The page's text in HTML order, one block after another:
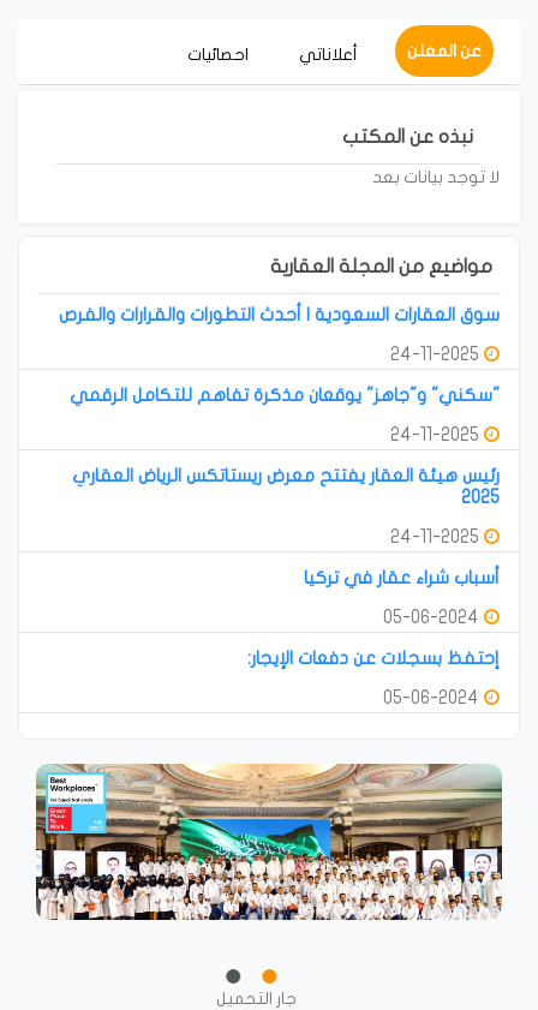
عن المعلن أعلاناتي احصائيات
نبذه عن المكتب
لا توجد بيانات بعد
مواضيع من المجلة العقارية
سوق العقارات السعودية | أحدث التطورات والقرارات والفرص
"سكني" و"جاهز" يوقعان مذكرة تفاهم للتكامل الرقمي
رئيس هيئة العقار يفتتح معرض ريستاتكس الرياض العقاري
2025
أسباب شراء عقار في تركيا
إحتفظ بسجلات عن دفعات الإيجار:
جار التحميل